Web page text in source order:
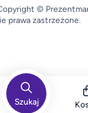
Szukaj
©
prawa zastrzeżone.